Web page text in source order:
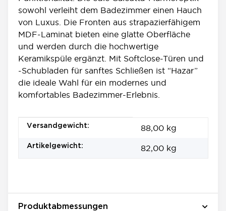
sowohl verleiht dem Badezimmer einen Hauch
von Luxus. Die Fronten aus strapazierfähigem
MDF-Laminat bieten eine glatte Oberfläche
und werden durch die hochwertige
Keramikspüle ergänzt. Mit Softclose-Türen und
-Schubladen für sanftes Schließen ist “Hazar”
die ideale Wahl für ein modernes und
komfortables Badezimmer-Erlebnis.
Produkteigenschaft
Wert
Versandgewicht: 88,00 kg
Artikelgewicht: 82,00 kg
Produktabmessungen